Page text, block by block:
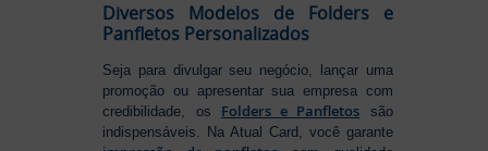
Diversos Modelos de Folders e
Panfletos Personalizados
Seja para divulgar seu negócio, lançar uma
promoção ou apresentar sua empresa com
credibilidade, os Folders e Panfletos são
indispensáveis. Na Atual Card, você garante